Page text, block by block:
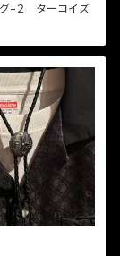
−２ ターコイズ